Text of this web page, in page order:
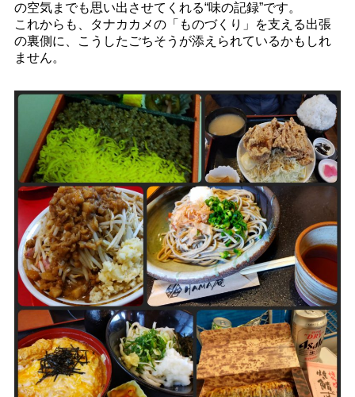
の空気までも思い出させてくれる“味の記録”です。
これからも、タナカカメの「ものづくり」を支える出張
の裏側に、こうしたごちそうが添えられているかもしれ
ません。